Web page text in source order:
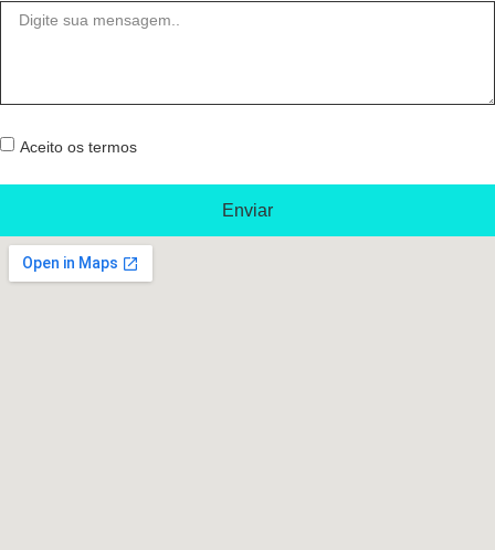
Aceito os termos
Enviar